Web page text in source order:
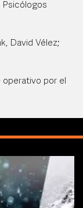
Psicólogos
David Vélez;
operativo por el